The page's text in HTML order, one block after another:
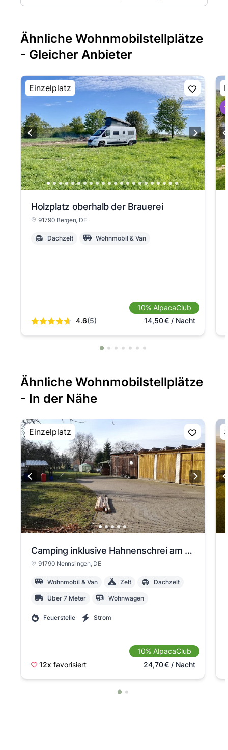
Ähnliche Wohnmobilstellplätze
- Gleicher Anbieter
Einzelplatz
Holzplatz oberhalb der Brauerei
91790 Bergen, DE
Dachzelt Wohnmobil & Van
4.6(5)
10% AlpacaClub
14,50€/ Nacht
Ähnliche Wohnmobilstellplätze
- In der Nähe
Einzelplatz
Camping inklusive Hahnenschrei am Morgen
91790 Nennslingen, DE
Wohnmobil & Van Zelt Dachzelt
Über 7 Meter Wohnwagen
Feuerstelle Strom
12x favorisiert
10% AlpacaClub
24,70€/ Nacht